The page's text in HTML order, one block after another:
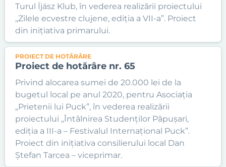
Turul Íjász Klub, în vederea realizării proiectului
,,Zilele ecvestre clujene, ediția a VII-a”. Proiect
din inițiativa primarului.
PROIECT DE HOTĂRÂRE
Proiect de hotărâre nr. 65
Privind alocarea sumei de 20.000 lei de la
bugetul local pe anul 2020, pentru Asociația
„Prietenii lui Puck”, în vederea realizării
proiectului ,,Întâlnirea Studenților Păpușari,
ediția a III-a – Festivalul Internațional Puck”.
Proiect din inițiativa consilierului local Dan
Ștefan Tarcea – viceprimar.